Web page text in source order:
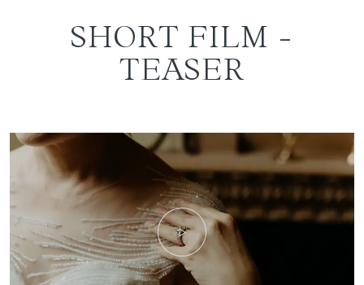
SHORT FILM -
TEASER